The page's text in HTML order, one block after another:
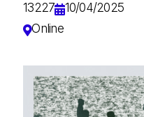
13227
10/04/2025
Online